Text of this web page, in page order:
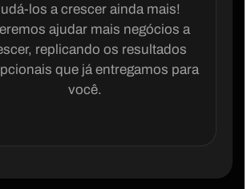
los a crescer ainda mais!
ajudar mais negócios a
replicando os resultados
que já entregamos para
você.